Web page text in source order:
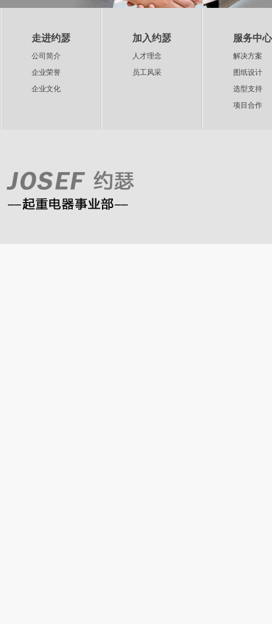
走进约瑟
公司简介
企业荣誉
企业文化
加入约瑟
人才理念
员工风采
服务中心
解决方案
图纸设计
选型支持
项目合作